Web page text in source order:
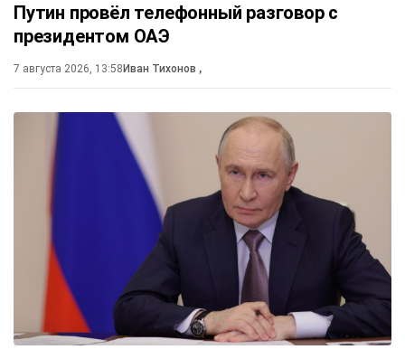
Путин провёл телефонный разговор с
президентом ОАЭ
7 августа 2026, 13:58Иван Тихонов ,